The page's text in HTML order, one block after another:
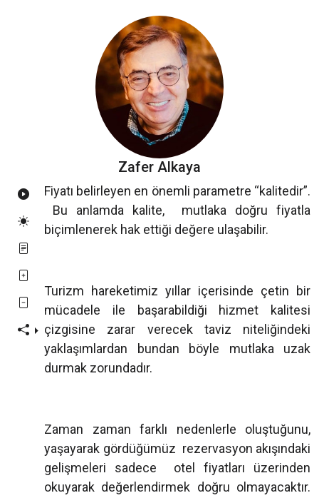
Zafer Alkaya
Fiyatı belirleyen en önemli parametre “kalitedir”.
Bu anlamda kalite, mutlaka doğru fiyatla
biçimlenerek hak ettiği değere ulaşabilir.
Turizm hareketimiz yıllar içerisinde çetin bir
mücadele ile başarabildiği hizmet kalitesi
çizgisine zarar verecek taviz niteliğindeki
yaklaşımlardan bundan böyle mutlaka uzak
durmak zorundadır.
Zaman zaman farklı nedenlerle oluştuğunu,
yaşayarak gördüğümüz rezervasyon akışındaki
gelişmeleri sadece otel fiyatları üzerinden
okuyarak değerlendirmek doğru olmayacaktır.